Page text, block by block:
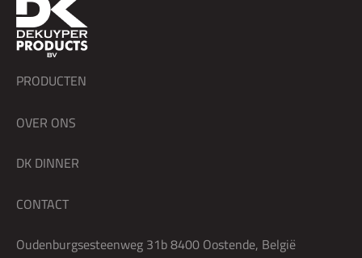
PRODUCTEN
OVER ONS
DK DINNER
CONTACT
Oudenburgsesteenweg 31b 8400 Oostende, België